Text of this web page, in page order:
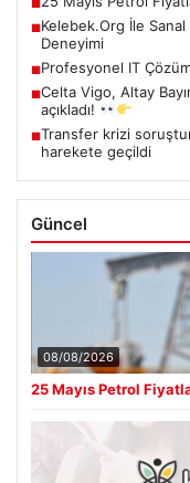
■
■Kelebek.Org İle
Deneyimi
■Profesyonel IT
■Celta Vigo, Altay
açıkladı!
■Transfer krizi
harekete geçildi
Güncel
08/08/2026
25 Mayıs Petrol